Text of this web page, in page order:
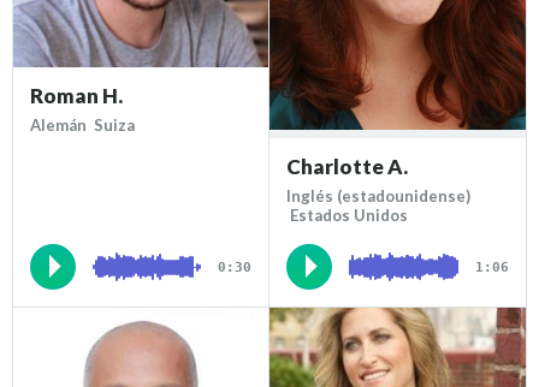
Roman H.
Alemán Suiza
0:30
Charlotte A.
Inglés (estadounidense)
Estados Unidos
1:06